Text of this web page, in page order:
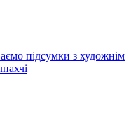
підсумки з художнім